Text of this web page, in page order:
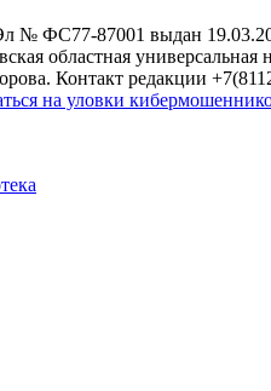
№ ФС77-87001 выдан
областная
Контакт редакции
на уловки